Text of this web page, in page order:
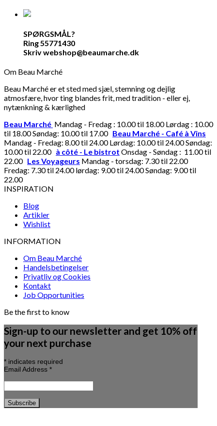
SPØRGSMÅL?
Ring 55771430
Skriv webshop@beaumarche.dk
Om Beau Marché
Beau Marché er et sted med sjæl, stemning og dejlig
atmosfære, hvor ting blandes frit, med tradition - eller ej,
nytænkning & kærlighed
Beau Marché Mandag - Fredag : 10.00 til 18.00 Lørdag : 10.00
til 18.00 Søndag: 10.00 til 17.00 Beau Marché - Café à Vins
Mandag - Fredag: 8.00 til 24.00 Lørdag: 10.00 til 24.00 Søndag:
10.00 til 22.00 à côté - Le bistrot Onsdag - Søndag : 11.00 til
22.00 Les Voyageurs Mandag - torsdag: 7.30 til 22.00
Fredag: 7.30 til 24.00 lørdag: 9.00 til 24.00 Søndag: 9.00 til
22.00
INSPIRATION
Blog
Artikler
Wishlist
INFORMATION
Om Beau Marché
Handelsbetingelser
Privatliv og Cookies
Kontakt
Job Opportunities
Be the first to know
Sign-up to our newsletter and get 10% off
your next purchase
* indicates required
Email Address *